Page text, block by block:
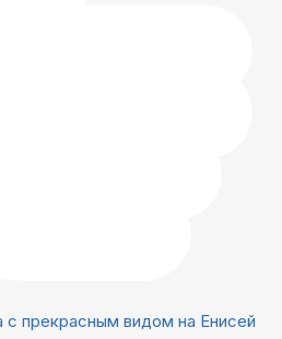
с прекрасным видом на Енисей